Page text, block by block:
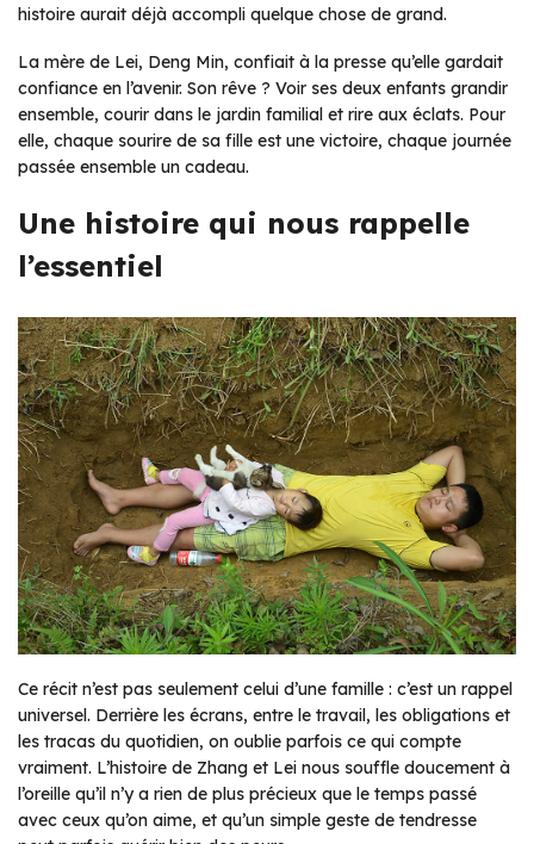
histoire aurait déjà accompli quelque chose de grand.
La mère de Lei, Deng Min, confiait à la presse qu’elle gardait
confiance en l’avenir. Son rêve ? Voir ses deux enfants grandir
ensemble, courir dans le jardin familial et rire aux éclats. Pour
elle, chaque sourire de sa fille est une victoire, chaque journée
passée ensemble un cadeau.
Une histoire qui nous rappelle
l’essentiel
Ce récit n’est pas seulement celui d’une famille : c’est un rappel
universel. Derrière les écrans, entre le travail, les obligations et
les tracas du quotidien, on oublie parfois ce qui compte
vraiment. L’histoire de Zhang et Lei nous souffle doucement à
l’oreille qu’il n’y a rien de plus précieux que le temps passé
avec ceux qu’on aime, et qu’un simple geste de tendresse